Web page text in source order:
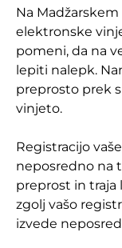
Na
elektronske
pomeni, da na
lepiti nalepk.
preprosto prek
vinjeto.
Registracijo
neposredno na
preprost in traja
zgolj vašo
izvede